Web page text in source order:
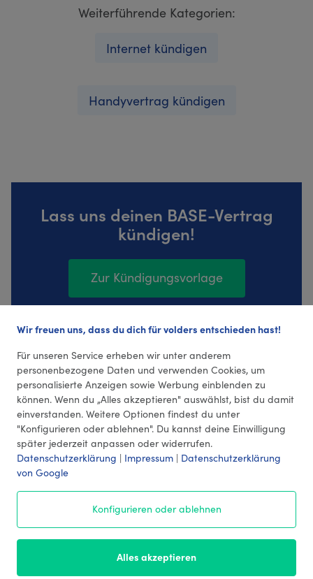
Weiterführende Kategorien:
Internet kündigen
Handyvertrag kündigen
Lass uns deinen BASE-Vertrag
kündigen!
Zur Kündigungsvorlage
3684 Bewertungen (4,36 Durchschnitt)
Kontakt
Wir freuen uns, dass du dich für volders entschieden hast!
Für unseren Service erheben wir unter anderem
personenbezogene Daten und verwenden Cookies, um
personalisierte Anzeigen sowie Werbung einblenden zu
können. Wenn du „Alles akzeptieren" auswählst, bist du damit
einverstanden. Weitere Optionen findest du unter
"Konfigurieren oder ablehnen". Du kannst deine Einwilligung
später jederzeit anpassen oder widerrufen.
Datenschutzerklärung | Impressum | Datenschutzerklärung
von Google
Konfigurieren oder ablehnen
Alles akzeptieren